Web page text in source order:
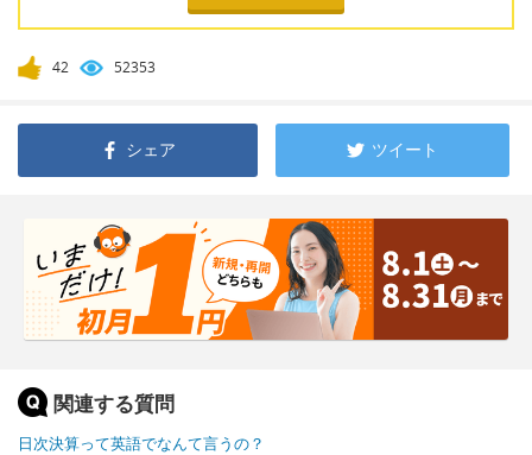
42 52353
シェア ツイート
関連する質問
日次決算って英語でなんて言うの？